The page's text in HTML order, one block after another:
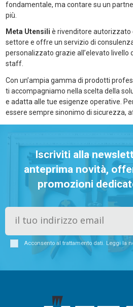
fondamentale, ma contare su un
più.
Meta Utensili è rivenditore autorizzato
settore e offre un servizio di
personalizzato grazie all’elevato livello
staff.
Con un’ampia gamma di prodotti
ti accompagniamo nella scelta della
e adatta alle tue esigenze operative.
essere sempre sinonimo di sicurezza,
Iscriviti alla
anteprima novità,
promozioni
Acconsento al trattamento dati. Leggi la